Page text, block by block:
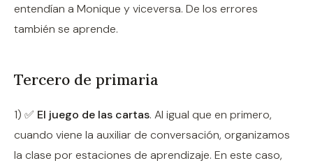
entendían a Monique y viceversa. De los errores
también se aprende.
Tercero de primaria
1) ✅ El juego de las cartas. Al igual que en primero,
cuando viene la auxiliar de conversación, organizamos
la clase por estaciones de aprendizaje. En este caso,